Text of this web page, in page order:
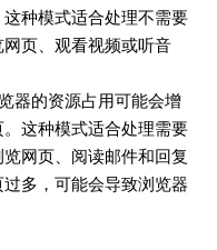
种模式适合处理不需要
页、观看视频或听音
器的资源占用可能会增
这种模式适合处理需要
网页、阅读邮件和回复
多，可能会导致浏览器